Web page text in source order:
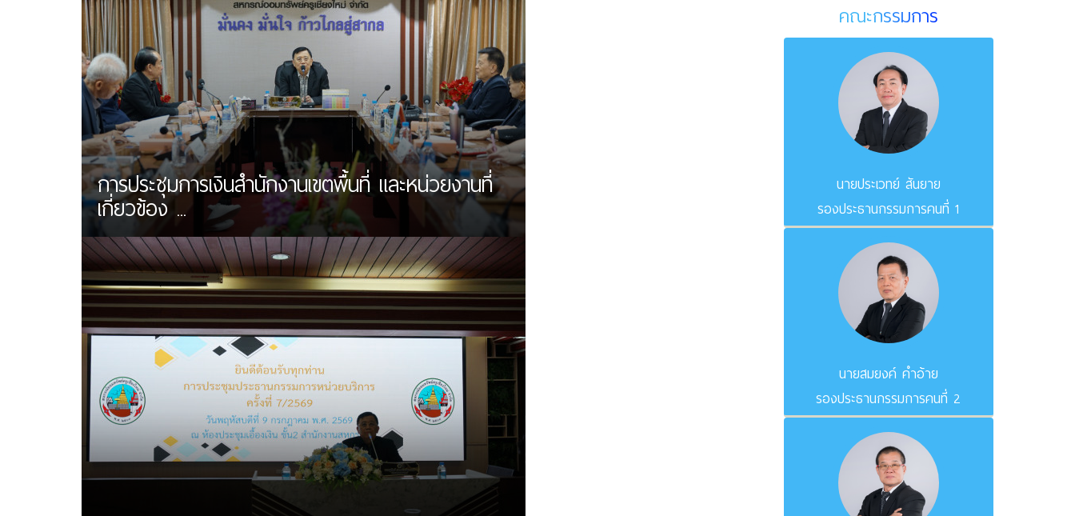
การประชุมการเงินสำนักงานเขตพื้นที่ และหน่วยงานที่
เกี่ยวข้อง ...
คณะกรรมการ
นายประเวทย์ สันยาย
รองประธานกรรมการคนที่ 1
นายสมยงค์ คำอ้าย
รองประธานกรรมการคนที่ 2